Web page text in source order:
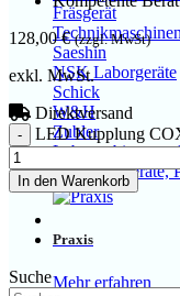
Fräsgerät
Saeshin
NSK Laborgeräte
Schick
W&H
Zubler
Laborturbinen
Lichthärtegeräte,
Praxis
Mehr erfahren
128,00€ (zzgl. MwSt)
exkl. MwSt.
Direktversand
LED Kupplung
In den Warenkorb
Suche